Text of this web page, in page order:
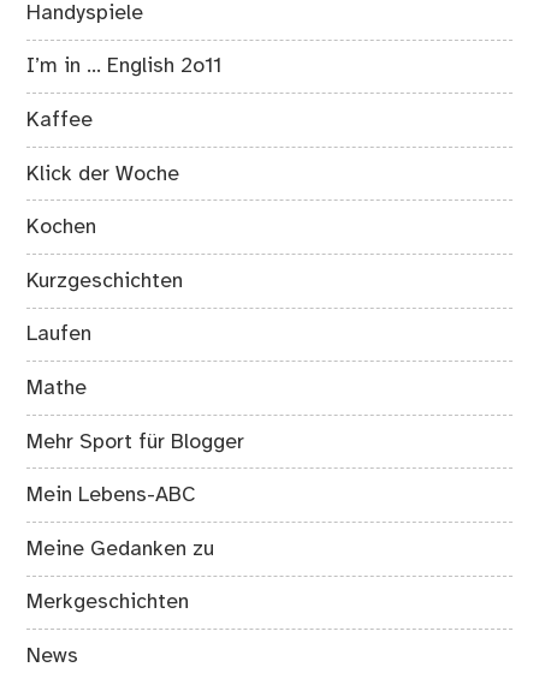
Handyspiele
I’m in … English 2o11
Kaffee
Klick der Woche
Kochen
Kurzgeschichten
Laufen
Mathe
Mehr Sport für Blogger
Mein Lebens-ABC
Meine Gedanken zu
Merkgeschichten
News